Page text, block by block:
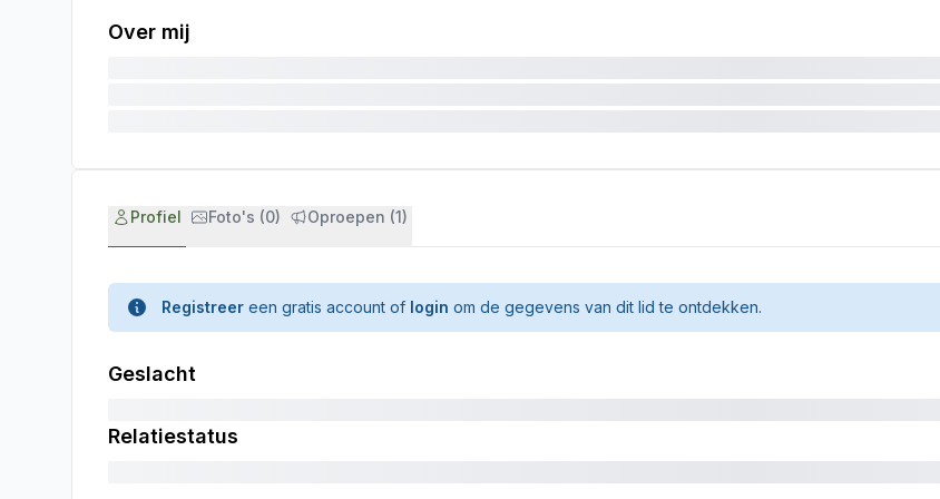
Over mij
Profiel Foto's (0) Oproepen (1)
Registreer een gratis account of login om de gegevens van dit lid te ontdekken.
Geslacht
Relatiestatus